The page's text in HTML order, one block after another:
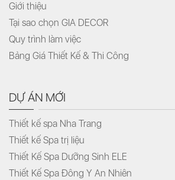
Giới thiệu
Tại sao chọn GIA DECOR
Quy trình làm việc
Bảng Giá Thiết Kế & Thi Công
DỰ ÁN MỚI
Thiết kế spa Nha Trang
Thiết kế Spa trị liệu
Thiết Kế Spa Dưỡng Sinh ELE
Thiết Kế Spa Đông Y An Nhiên